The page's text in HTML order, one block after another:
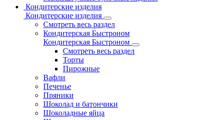
Кондитерские изделия
Кондитерские изделия
Смотреть весь раздел
Кондитерская Быстроном
Кондитерская Быстроном
Смотреть весь раздел
Торты
Пирожные
Вафли
Печенье
Пряники
Шоколад и батончики
Шоколадные яйца